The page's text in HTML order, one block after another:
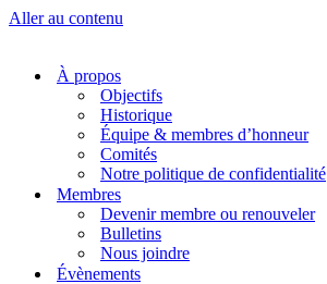
Aller au contenu
À propos
Objectifs
Historique
Équipe & membres d’honneur
Comités
Notre politique de confidentialité
Membres
Devenir membre ou renouveler
Bulletins
Nous joindre
Évènements